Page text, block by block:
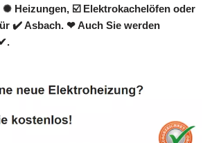
✺ Heizungen, ☑️ Elektrokachelöfen oder
✔️ Asbach. ❤ Auch Sie werden